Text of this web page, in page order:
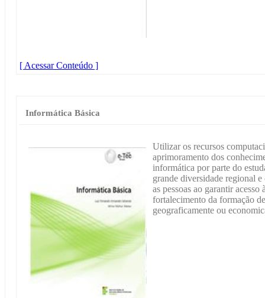
[ Acessar Conteúdo ]
Informática Básica
Utilizar os recursos
aprimoramento dos
informática por parte do
grande diversidade regional
as pessoas ao garantir
fortalecimento da formação
geograficamente ou